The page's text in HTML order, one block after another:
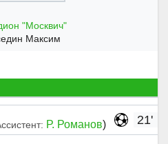
"Москвич"
Максим
21'
Р. Романов)